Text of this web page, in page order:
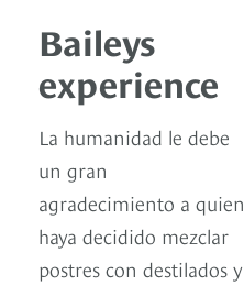
Baileys
experience
La humanidad le debe
un gran
agradecimiento a quien
haya decidido mezclar
postres con destilados y